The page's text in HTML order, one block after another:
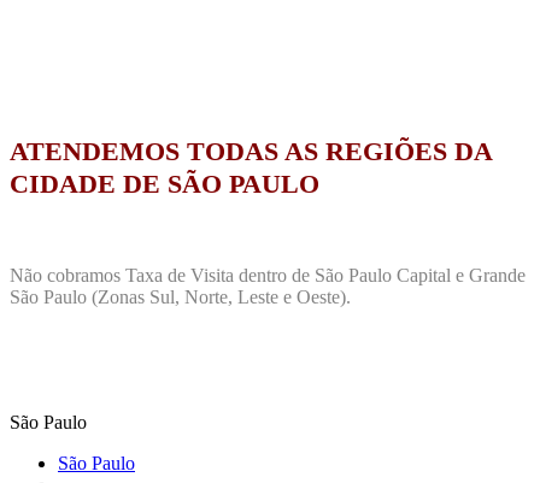
ATENDEMOS TODAS AS REGIÕES DA
CIDADE DE SÃO PAULO
Não cobramos Taxa de Visita dentro de São Paulo Capital e Grande
São Paulo (Zonas Sul, Norte, Leste e Oeste).
São Paulo
São Paulo